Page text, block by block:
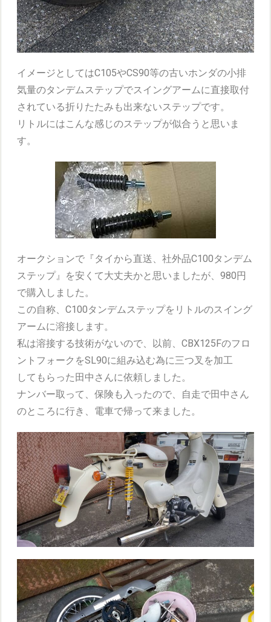
イメージとしてはC105やCS90等の古いホンダの小排
気量のタンデムステップでスイングアームに直接取付
されている折りたたみも出来ないステップです。
リトルにはこんな感じのステップが似合うと思いま
す。
オークションで『タイから直送、社外品C100タンデム
ステップ』を安くて大丈夫かと思いましたが、980円
で購入しました。
この自称、C100タンデムステップをリトルのスイング
アームに溶接します。
私は溶接する技術がないので、以前、CBX125Fのフロ
ントフォークをSL90に組み込む為に三つ叉を加工
してもらった田中さんに依頼しました。
ナンバー取って、保険も入ったので、自走で田中さん
のところに行き、電車で帰って来ました。